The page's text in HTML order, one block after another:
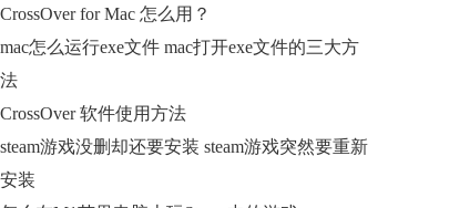
CrossOver for Mac 怎么用？
mac怎么运行exe文件 mac打开exe文件的三大方
法
CrossOver 软件使用方法
steam游戏没删却还要安装 steam游戏突然要重新
安装